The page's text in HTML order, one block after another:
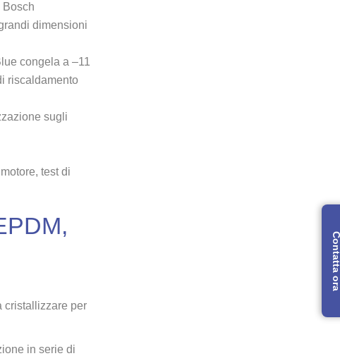
Bosch
dimensioni
congela a –11
riscaldamento
sugli
test di
cristallizzare per
in serie di